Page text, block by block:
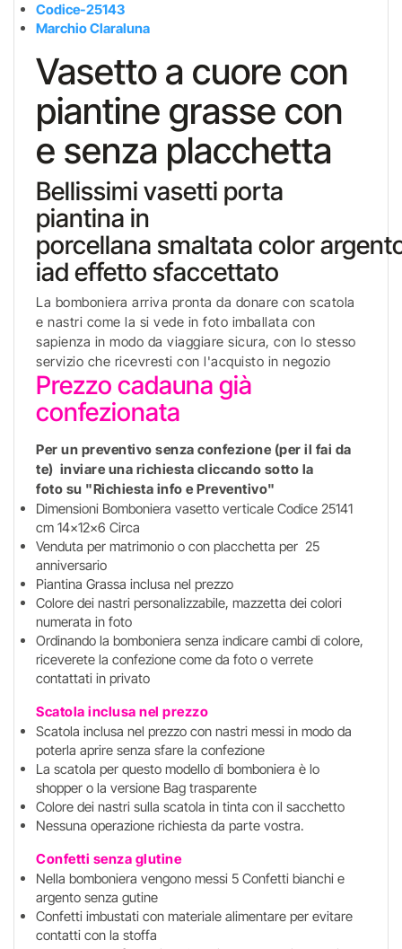
Codice-25143
Marchio Claraluna
Vasetto a cuore con
piantine grasse con
e senza placchetta
Bellissimi vasetti porta
piantina in
porcellana smaltata color
iad effetto sfaccettato
La bomboniera arriva pronta da donare con scatola
e nastri come la si vede in foto imballata con
sapienza in modo da viaggiare sicura, con lo stesso
servizio che ricevresti con l'acquisto in negozio
Prezzo cadauna già
confezionata
Per un preventivo senza confezione (per il fai da
te) inviare una richiesta cliccando sotto la
foto su "Richiesta info e Preventivo"
Dimensioni Bomboniera vasetto verticale Codice 25141
cm 14x12x6 Circa
Venduta per matrimonio o con placchetta per 25
anniversario
Piantina Grassa inclusa nel prezzo
Colore dei nastri personalizzabile, mazzetta dei colori
numerata in foto
Ordinando la bomboniera senza indicare cambi di colore,
riceverete la confezione come da foto o verrete
contattati in privato
Scatola inclusa nel prezzo
Scatola inclusa nel prezzo con nastri messi in modo da
poterla aprire senza sfare la confezione
La scatola per questo modello di bomboniera è lo
shopper o la versione Bag trasparente
Colore dei nastri sulla scatola in tinta con il sacchetto
Nessuna operazione richiesta da parte vostra.
Confetti senza glutine
Nella bomboniera vengono messi 5 Confetti bianchi e
argento senza gutine
Confetti imbustati con materiale alimentare per evitare
contatti con la stoffa